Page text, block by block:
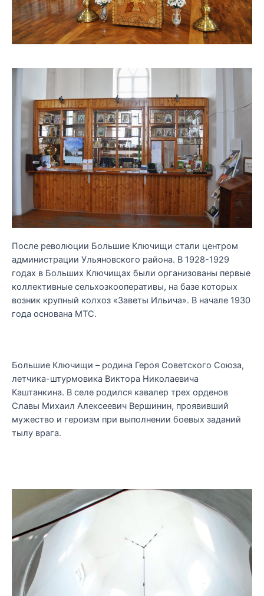
После революции Большие Ключищи стали центром
администрации Ульяновского района. В 1928-1929
годах в Больших Ключищах были организованы первые
коллективные сельхозкооперативы, на базе которых
возник крупный колхоз «Заветы Ильича». В начале 1930
года основана МТС.
Большие Ключищи – родина Героя Советского Союза,
летчика-штурмовика Виктора Николаевича
Каштанкина. В селе родился кавалер трех орденов
Славы Михаил Алексеевич Вершинин, проявивший
мужество и героизм при выполнении боевых заданий
тылу врага.